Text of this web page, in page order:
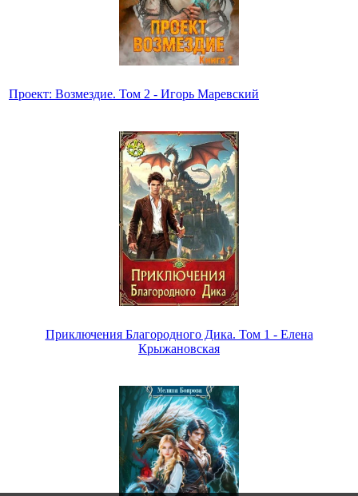
Проект: Возмездие. Том 2 - Игорь Маревский
Приключения Благородного Дика. Том 1 - Елена
Крыжановская